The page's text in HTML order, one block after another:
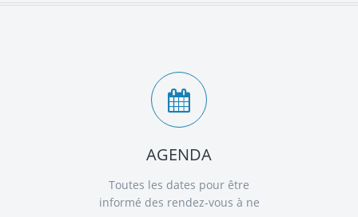
AGENDA
Toutes les dates pour être
informé des rendez-vous à ne